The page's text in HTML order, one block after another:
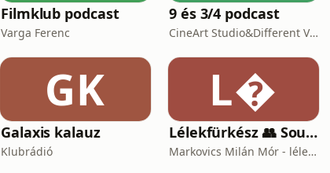
Filmklub podcast
Varga Ferenc
9 és 3/4 podcast
CineArt Studio&Different View Production
GK
Galaxis kalauz
Klubrádió
L
Lélekfürkész 👥 SoulScout
Markovics Milán Mór - lélektan, tudomány, vallás, harc